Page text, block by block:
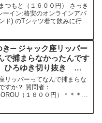
つもと（１６００円） さっき
ーイン:格安のオンラインアパ
ド) のTシャツ着て飲みに行っ
SHEINとか笑わせないでよ...
き➖ ジャック座リッパー
で捕まらなかったんです
ろゆき切り抜き
リッパーってなんで捕まらな
すか？ 質問者：
（１６００円）＊＊＊＊